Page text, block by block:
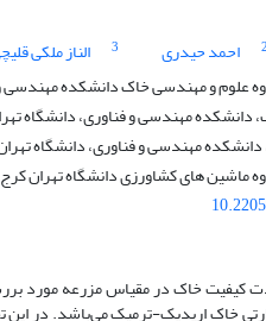
2 احمد حیدری 3 الناز ملکی
علوم و مهندسی خاک دانشکده مهندسی و
دانشکده مهندسی و فناوری، دانشگاه
مهندسی و فناوری، دانشگاه
های کشاورزی دانشگاه تهران کرج